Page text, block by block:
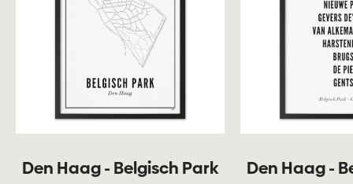
Den Haag - Belgisch Park Den Haag -